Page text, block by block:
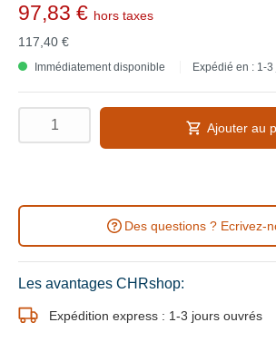
97,83 € hors taxes
117,40 €
Immédiatement disponible Expédié en : 1-
Ajouter au
Des questions ? Ecrivez-
Les avantages CHRshop:
Expédition express : 1-3 jours ouvrés